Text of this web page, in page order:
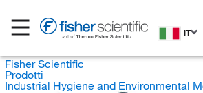
IT
Fisher Scientific
Prodotti
Industrial Hygiene and Environmental